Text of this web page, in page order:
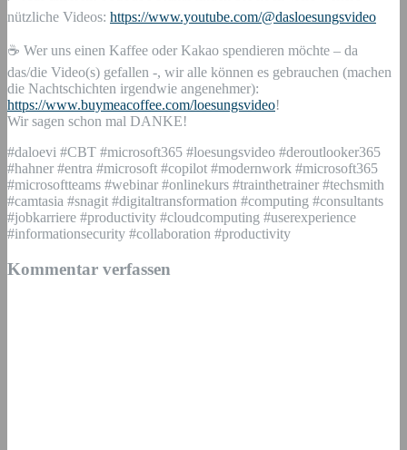
nützliche Videos: https://www.youtube.com/@dasloesungsvideo
☕ Wer uns einen Kaffee oder Kakao spendieren möchte – da
das/die Video(s) gefallen -, wir alle können es gebrauchen (machen
die Nachtschichten irgendwie angenehmer):
https://www.buymeacoffee.com/loesungsvideo!
Wir sagen schon mal DANKE!
#daloevi #CBT #microsoft365 #loesungsvideo #deroutlooker365
#hahner #entra #microsoft #copilot #modernwork #microsoft365
#microsoftteams #webinar #onlinekurs #trainthetrainer #techsmith
#camtasia #snagit #digitaltransformation #computing #consultants
#jobkarriere #productivity #cloudcomputing #userexperience
#informationsecurity #collaboration #productivity
Kommentar verfassen